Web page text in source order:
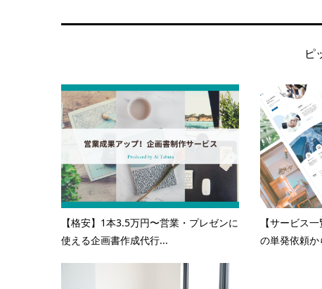
ピ
【格安】1本3.5万円〜営業・プレゼンに
使える企画書作成代行...
【サービス
の単発依頼